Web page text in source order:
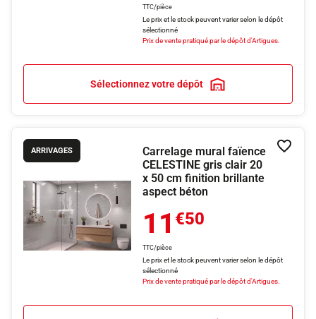
TTC/pièce
Le prix et le stock peuvent varier selon le dépôt
sélectionné
Prix de vente pratiqué par le dépôt d'Artigues.
Sélectionnez votre dépôt
ARRIVAGES
Carrelage mural faïence
CELESTINE gris clair 20
x 50 cm finition brillante
aspect béton
11 €50
TTC/pièce
Le prix et le stock peuvent varier selon le dépôt
sélectionné
Prix de vente pratiqué par le dépôt d'Artigues.